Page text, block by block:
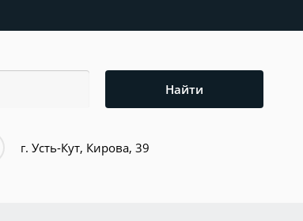
Найти
г. Усть-Кут, Кирова, 39